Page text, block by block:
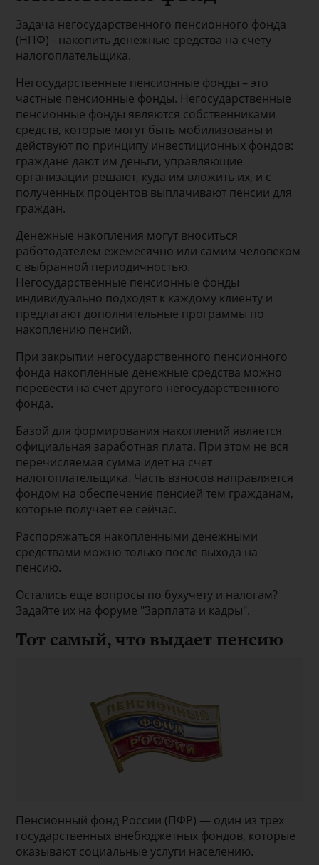
Задача негосударственного пенсионного фонда
(НПФ) - накопить денежные средства на счету
налогоплательщика.
Негосударственные пенсионные фонды – это
частные пенсионные фонды. Негосударственные
пенсионные фонды являются собственниками
средств, которые могут быть мобилизованы и
действуют по принципу инвестиционных фондов:
граждане дают им деньги, управляющие
организации решают, куда им вложить их, и с
полученных процентов выплачивают пенсии для
граждан.
Денежные накопления могут вноситься
работодателем ежемесячно или самим человеком
с выбранной периодичностью.
Негосударственные пенсионные фонды
индивидуально подходят к каждому клиенту и
предлагают дополнительные программы по
накоплению пенсий.
При закрытии негосударственного пенсионного
фонда накопленные денежные средства можно
перевести на счет другого негосударственного
фонда.
Базой для формирования накоплений является
официальная заработная плата. При этом не вся
перечисляемая сумма идет на счет
налогоплательщика. Часть взносов направляется
фондом на обеспечение пенсией тем гражданам,
которые получает ее сейчас.
Распоряжаться накопленными денежными
средствами можно только после выхода на
пенсию.
Остались еще вопросы по бухучету и налогам?
Задайте их на форуме "Зарплата и кадры".
Тот самый, что выдает пенсию
Пенсионный фонд России (ПФР) — один из трех
государственных внебюджетных фондов, которые
оказывают социальные услуги населению.